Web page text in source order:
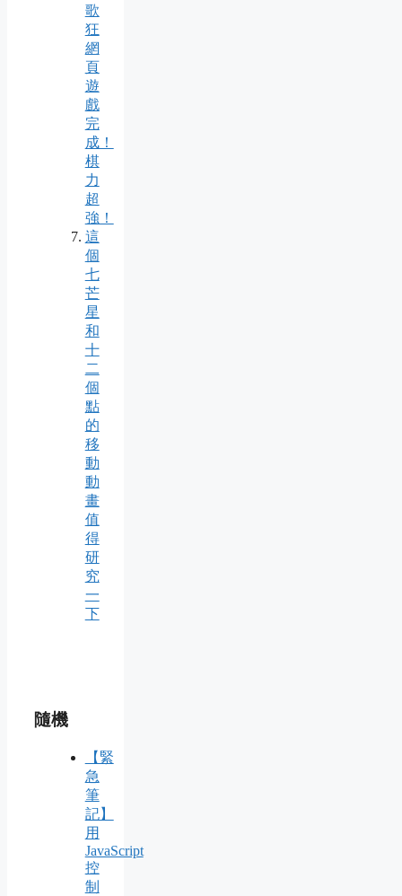
歌
狂
網
頁
遊
戲
完
成！
棋
力
超
強！
這
個
七
芒
星
和
十
二
個
點
的
移
動
動
畫
值
得
研
究
一
下
隨機
【緊
急
筆
記】
用
JavaScript
控
制